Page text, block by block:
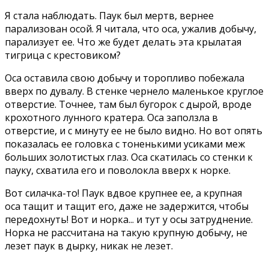
Я стала наблюдать. Паук был мертв, вернее
парализован осой. Я читала, что оса, ужалив добычу,
парализует ее. Что же будет делать эта крылатая
тигрица с крестовиком?
Оса оставила свою добычу и торопливо побежала
вверх по дувалу. В стенке чернело маленькое круглое
отверстие. Точнее, там был бугорок с дырой, вроде
крохотного лунного кратера. Оса заползла в
отверстие, и с минуту ее не было видно. Но вот опять
показалась ее головка с тоненькими усиками меж
больших золотистых глаз. Оса скатилась со стенки к
пауку, схватила его и поволокла вверх к норке.
Вот силачка-то! Паук вдвое крупнее ее, а крупная
оса тащит и тащит его, даже не задержится, чтобы
передохнуть! Вот и норка... и тут у осы затруднение.
Норка не рассчитана на такую крупную добычу, не
лезет паук в дырку, никак не лезет.